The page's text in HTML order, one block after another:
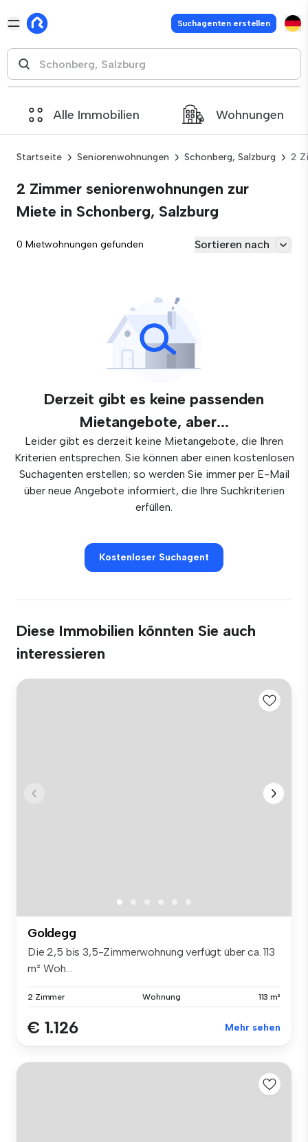
Suchagenten erstellen
Alle Immobilien Wohnungen
Startseite Seniorenwohnungen Schonberg, Salzburg 2
2 Zimmer seniorenwohnungen zur
Miete in Schonberg, Salzburg
0 Mietwohnungen gefunden Sortieren nach
Derzeit gibt es keine passenden
Mietangebote, aber...
Leider gibt es derzeit keine Mietangebote, die Ihren
Kriterien entsprechen. Sie können aber einen kostenlosen
Suchagenten erstellen; so werden Sie immer per E-Mail
über neue Angebote informiert, die Ihre Suchkriterien
erfüllen.
Kostenloser Suchagent
Diese Immobilien könnten Sie auch
interessieren
Goldegg
Die 2,5 bis 3,5-Zimmerwohnung verfügt über ca. 113
m² Woh...
2 Zimmer Wohnung 113 m²
€ 1.126 Mehr sehen